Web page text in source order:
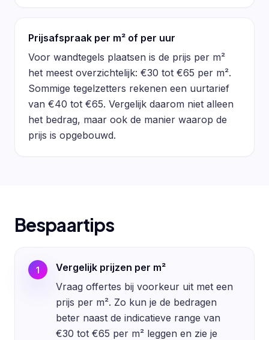
Prijsafspraak per m² of per uur
Voor wandtegels plaatsen is de prijs per m²
het meest overzichtelijk: €30 tot €65 per m².
Sommige tegelzetters rekenen een uurtarief
van €40 tot €65. Vergelijk daarom niet alleen
het bedrag, maar ook de manier waarop de
prijs is opgebouwd.
Bespaartips
1
Vergelijk prijzen per m²
Vraag offertes bij voorkeur uit met een
prijs per m². Zo kun je de bedragen
beter naast de indicatieve range van
€30 tot €65 per m² leggen en zie je